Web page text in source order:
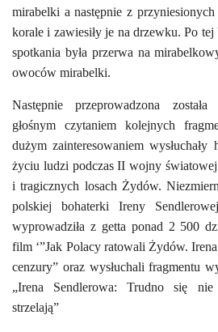
mirabelki a następnie z
korale i zawiesiły je na drzewku. Po tej
spotkania była przerwa na
owoców mirabelki.
Następnie przeprowadzona
głośnym czytaniem kolejnych
dużym zainteresowaniem
życiu ludzi podczas II wojny
i tragicznych losach Żydów.
polskiej bohaterki Ireny
wyprowadziła z getta ponad 2 500
film ‘”Jak Polacy ratowali Żydów.
cenzury” oraz wysłuchali fragmentu
„Irena Sendlerowa: Trudno się
strzelają”